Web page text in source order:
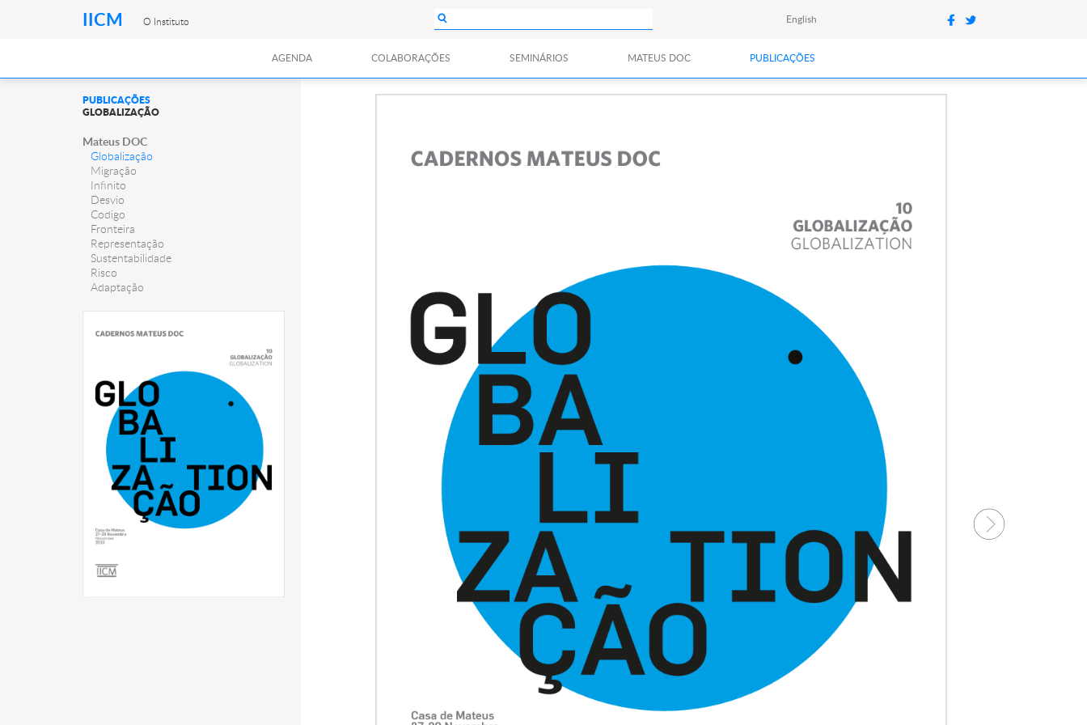
IICM O Instituto English
AGENDA COLABORAÇÕES SEMINÁRIOS MATEUS DOC PUBLICAÇÕES
PUBLICAÇÕES
GLOBALIZAÇÃO
Mateus DOC
Globalização
Migração
Infinito
Desvio
Codigo
Fronteira
Representação
Sustentabilidade
Risco
Adaptação